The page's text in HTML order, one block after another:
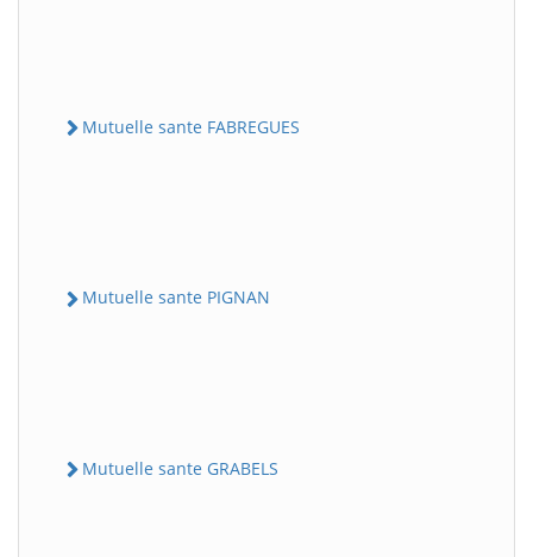
Mutuelle sante FABREGUES
Mutuelle sante PIGNAN
Mutuelle sante GRABELS